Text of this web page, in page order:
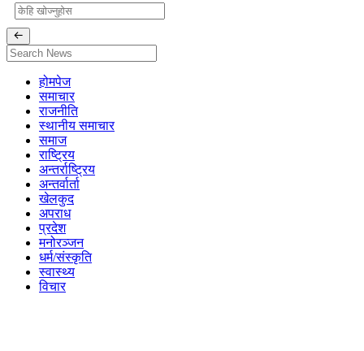
होमपेज
समाचार
राजनीति
स्थानीय समाचार
समाज
राष्ट्रिय
अन्तर्राष्ट्रिय
अन्तर्वार्ता
खेलकुद
अपराध
प्रदेश
मनोरञ्जन
धर्म/संस्कृति
स्वास्थ्य
विचार